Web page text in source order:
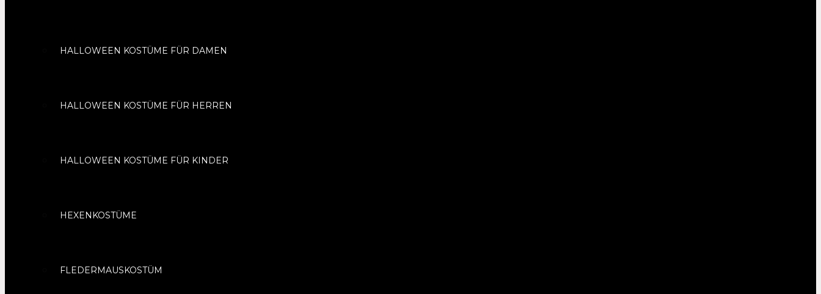
HALLOWEEN KOSTÜME FÜR DAMEN
HALLOWEEN KOSTÜME FÜR HERREN
HALLOWEEN KOSTÜME FÜR KINDER
HEXENKOSTÜME
FLEDERMAUSKOSTÜM